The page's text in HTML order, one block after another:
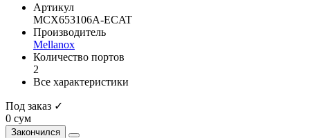
Артикул
MCX653106A-ECAT
Производитель
Mellanox
Количество портов
2
Все характеристики
Под заказ ✓
0 сум
Закончился